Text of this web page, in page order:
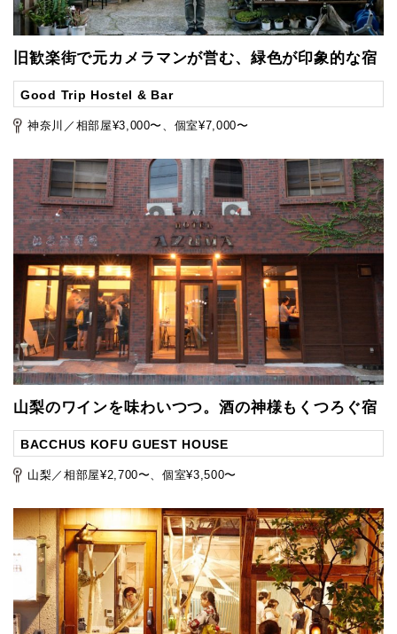
旧歓楽街で元カメラマンが営む、緑色が印象的な宿
Good Trip Hostel & Bar
神奈川／相部屋¥3,000〜、個室¥7,000〜
山梨のワインを味わいつつ。酒の神様もくつろぐ宿
BACCHUS KOFU GUEST HOUSE
山梨／相部屋¥2,700〜、個室¥3,500〜